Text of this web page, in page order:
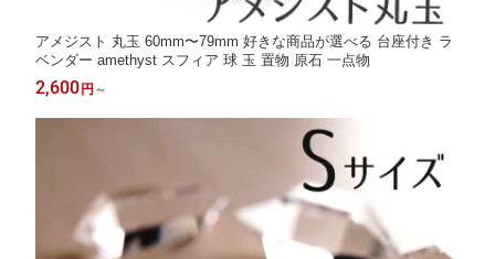
アメジスト 丸玉 60mm〜79mm 好きな商品が選べる 台座付き ラ
ベンダー amethyst スフィア 球 玉 置物 原石 一点物
2,600円 ～